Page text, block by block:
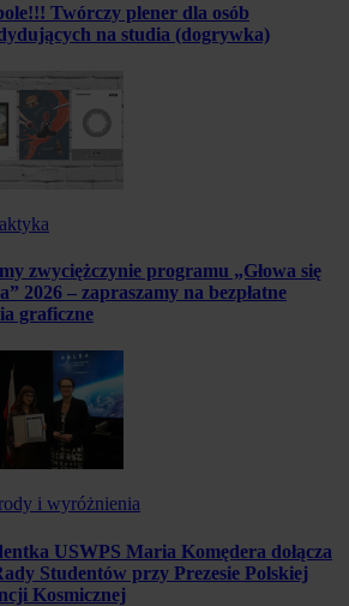
Twórczy plener dla osób
na studia (dogrywka)
zwyciężczynie programu „Głowa się
2026 – zapraszamy na bezpłatne
graficzne
i wyróżnienia
USWPS Maria Komędera dołącza
Studentów przy Prezesie Polskiej
Kosmicznej